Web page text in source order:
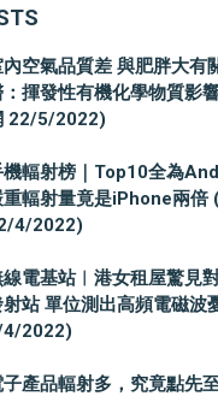
內空氣品質差 與肥胖大有
：揮發性有機化學物質影
22/5/2022)
機輻射榜｜Top10全為
重輻射量竟是iPhone兩倍
4/2022)
線電基站︳港女租屋驚見
射站 單位測出高頻電磁波
2022)
子產品輻射多，究竟點先